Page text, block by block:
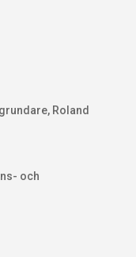
Roland
och